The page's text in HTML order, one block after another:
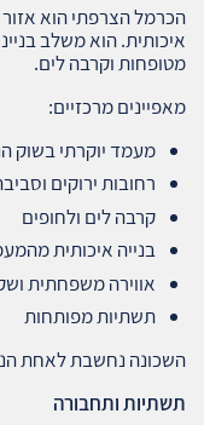
הכרמל הצרפתי הוא אזור
איכותית. הוא משלב
מטופחות וקרבה לים.
מאפיינים מרכזיים:
מעמד יוקרתי בשוק
רחובות ירוקים
קרבה לים ולחופים
בנייה איכותית
אווירה משפחתית
תשתיות מפותחות
השכונה נחשבת לאחת
תשתיות ותחבורה